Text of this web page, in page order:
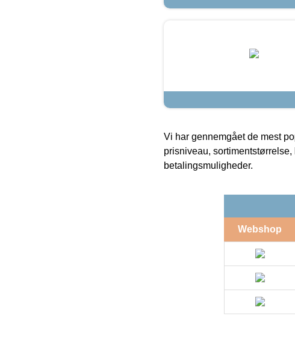
Vi har gennemgået de mest
prisniveau,
betalingsmuligheder.
Webshop